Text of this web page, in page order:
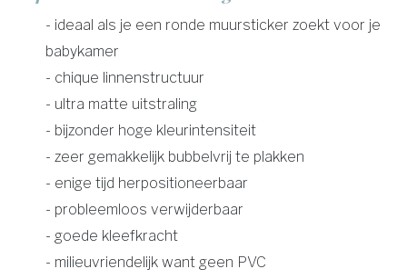
- ideaal als je een ronde muursticker zoekt voor je
babykamer
- chique linnenstructuur
- ultra matte uitstraling
- bijzonder hoge kleurintensiteit
- zeer gemakkelijk bubbelvrij te plakken
- enige tijd herpositioneerbaar
- probleemloos verwijderbaar
- goede kleefkracht
- milieuvriendelijk want geen PVC